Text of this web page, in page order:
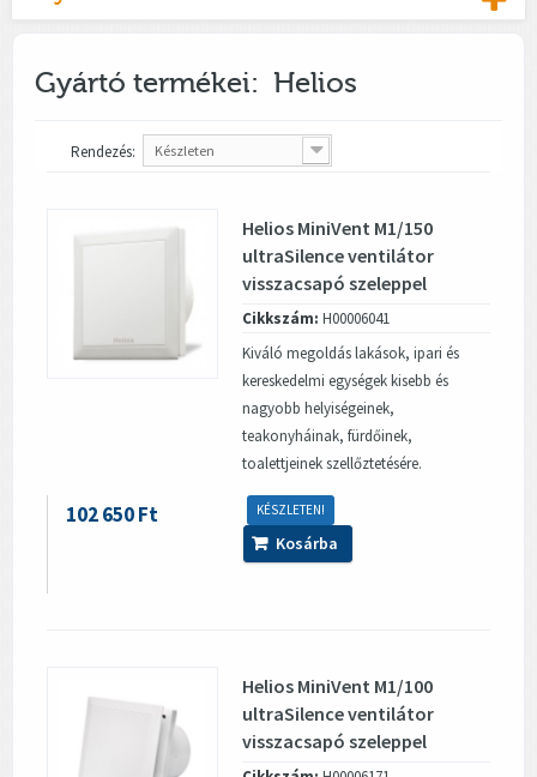
Gyártó termékei: Helios
Rendezés: Készleten
Helios MiniVent M1/150
ultraSilence ventilátor
visszacsapó szeleppel
Cikkszám: H00006041
Kiváló megoldás lakások, ipari és
kereskedelmi egységek kisebb és
nagyobb helyiségeinek,
teakonyháinak, fürdőinek,
toalettjeinek szellőztetésére.
KÉSZLETEN!
102 650 Ft
Kosárba
Helios MiniVent M1/100
ultraSilence ventilátor
visszacsapó szeleppel